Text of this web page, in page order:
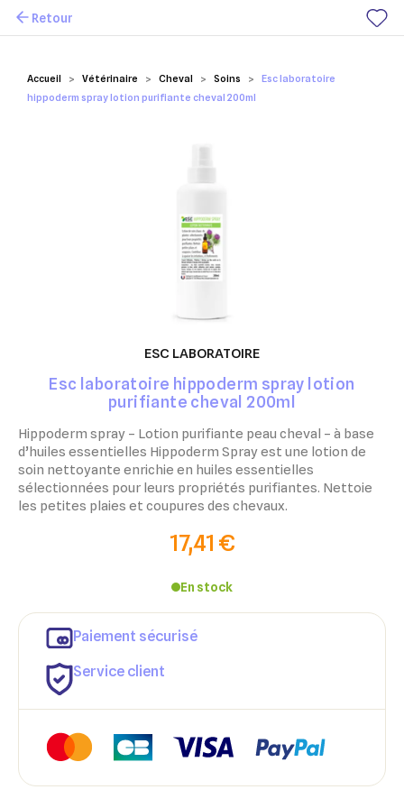
Mes favoris
Accueil Vétérinaire Cheval Soins
Esc laboratoire
hippoderm spray lotion purifiante cheval 200ml
Retour
ESC LABORATOIRE
Esc laboratoire hippoderm spray lotion
purifiante cheval 200ml
Hippoderm spray – Lotion purifiante peau cheval – à base
d’huiles essentielles Hippoderm Spray est une lotion de
soin nettoyante enrichie en huiles essentielles
sélectionnées pour leurs propriétés purifiantes. Nettoie
les petites plaies et coupures des chevaux.
17,41 €
En stock
Paiement sécurisé
Service client